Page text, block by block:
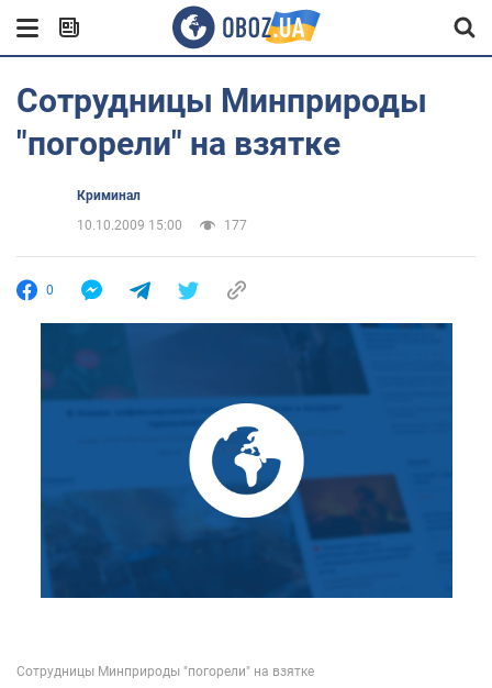
Сотрудницы Минприроды
"погорели" на взятке
Криминал
10.10.2009 15:00
177
0